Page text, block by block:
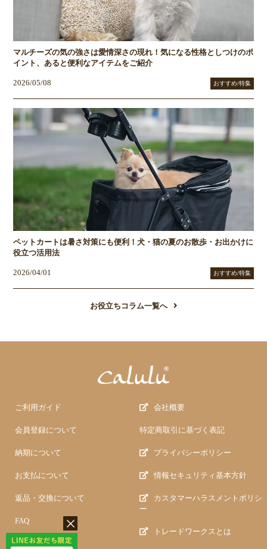
マルチーズの気の強さは愛情深さの現れ！気になる性格としつけのポ
イント、あると便利なアイテムをご紹介
2026/05/08 おすすめ/特集
ペットカートは暑さ対策にも便利！犬・猫の夏のお散歩・お出かけに
役立つ活用法
2026/04/01 おすすめ/特集
お役立ちコラム一覧へ
ご利用ガイド
会員登録について
納期について
お支払について
返品・交換について
FAQ
会社概要
特定商取引に基づく表記
プライバシーポリシー
情報セキュリティ基本方針
カスタマーハラスメントポリシ
ー
トレードワークスとは